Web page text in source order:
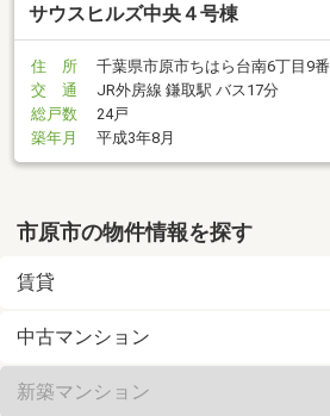
サウスヒルズ中央４号棟
住 所
千葉県市原市ちはら台南6丁目9番
交 通
JR外房線 鎌取駅 バス17分
総戸数
24戸
築年月
平成3年8月
市原市の物件情報を探す
賃貸
中古マンション
新築マンション